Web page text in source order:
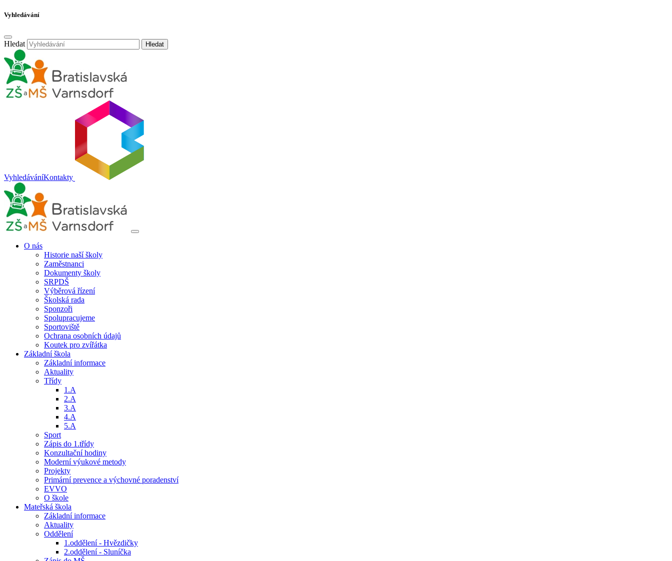
Vyhledávání
Hledat Hledat
VyhledáváníKontakty
O nás
Historie naší školy
Zaměstnanci
Dokumenty školy
SRPDŠ
Výběrová řízení
Školská rada
Sponzoři
Spolupracujeme
Sportoviště
Ochrana osobních údajů
Koutek pro zvířátka
Základní škola
Základní informace
Aktuality
Třídy
1.A
2.A
3.A
4.A
5.A
Sport
Zápis do 1.třídy
Konzultační hodiny
Moderní výukové metody
Projekty
Primární prevence a výchovné poradenství
EVVO
O škole
Mateřská škola
Základní informace
Aktuality
Oddělení
1.oddělení - Hvězdičky
2.oddělení - Sluníčka